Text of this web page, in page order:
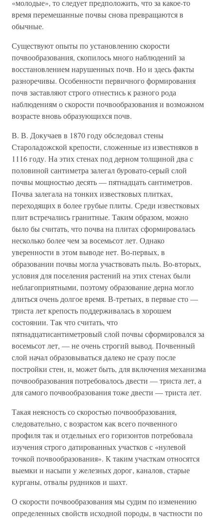
«молодые», то следует предположить, что за какое-то
время перемешанные почвы снова превращаются в
обычные.
Существуют опыты по установлению скорости
почвообразования, скопилось много наблюдений за
восстановлением нарушенных почв. Но и здесь факты
разноречивы. Особенности первичного формирования
почв заставляют строго отнестись к разного рода
наблюдениям о скорости почвообразования и возможном
возрасте вновь образующихся почв.
В. В. Докучаев в 1870 году обследовал стены
Староладожской крепости, сложенные из известняков в
1116 году. На этих стенах под дерном толщиной два с
половиной сантиметра залегал буровато-серый слой
почвы мощностью десять — пятнадцать сантиметров.
Почва залегала на тонких известковых плитках,
переходящих в более грубые плиты. Среди известковых
плит встречались гранитные. Таким образом, можно
было бы считать, что почва на плитах сформировалась
несколько более чем за восемьсот лет. Однако
уверенности в этом выводе нет. Во-первых, в
образовании почвы могла участвовать пыль. Во-вторых,
условия для поселения растений на этих стенах были
неблагоприятными, поэтому образование дерна могло
длиться очень долгое время. В-третьих, в первые сто —
триста лет крепость поддерживалась в хорошем
состоянии. Так что считать, что
пятнадцатисантиметровый слой почвы сформировался за
восемьсот лет, — не очень строгий вывод. Почвенный
слой начал образовываться далеко не сразу после
постройки стен, и, может быть, для включения механизма
почвообразования потребовалось двести — триста лет, а
для самого почвообразования тоже двести — триста лет.
Такая неясность со скоростью почвообразования,
следовательно, с возрастом как всего почвенного
профиля так и отдельных его горизонтов потребовала
изучения строго датированных участков с «нулевой
точкой почвообразования». К таким участкам относятся
выемки и насыпи у железных дорог, каналов, старые
курганы, отвалы рудников и шахт.
О скорости почвообразования мы судим по изменению
определенных свойств исходной породы, в частности по